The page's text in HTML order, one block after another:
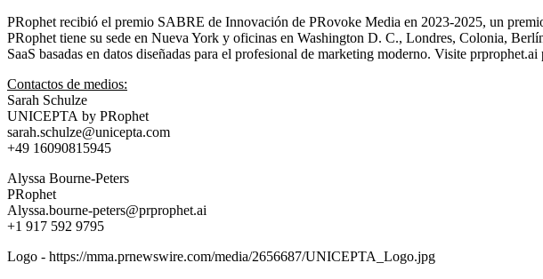
PRophet recibió el premio SABRE de Innovación de PRovoke Media en 2023-2025, un
PRophet tiene su sede en Nueva York y oficinas en Washington D. C., Londres, Colonia,
SaaS basadas en datos diseñadas para el profesional de marketing moderno. Visite prprophet.ai
Contactos de medios:
Sarah Schulze
UNICEPTA by PRophet
sarah.schulze@unicepta.com
+49 16090815945
Alyssa Bourne-Peters
PRophet
Alyssa.bourne-peters@prprophet.ai
+1 917 592 9795
Logo - https://mma.prnewswire.com/media/2656687/UNICEPTA_Logo.jpg